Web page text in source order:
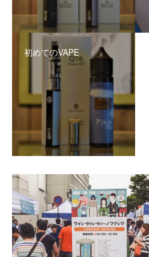
初めてのVAPE